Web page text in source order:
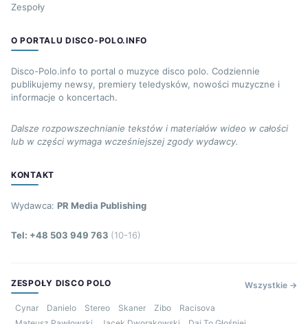
Zespoły
O PORTALU DISCO-POLO.INFO
Disco-Polo.info to portal o muzyce disco polo. Codziennie
publikujemy newsy, premiery teledysków, nowości muzyczne i
informacje o koncertach.
Dalsze rozpowszechnianie tekstów i materiałów wideo w całości
lub w części wymaga wcześniejszej zgody wydawcy.
KONTAKT
Wydawca: PR Media Publishing
Tel: +48 503 949 763 (10-16)
ZESPOŁY DISCO POLO Wszystkie →
Cynar Danielo Stereo Skaner Zibo
Racisova